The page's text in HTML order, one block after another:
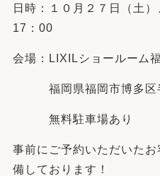
日時：１０月２７日（土
17：00
会場：LIXILショールーム
福岡県福岡市博多区
無料駐車場あり
事前にご予約いただいた
備しております！